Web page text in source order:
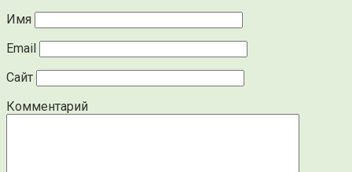
Имя
Email
Сайт
Комментарий